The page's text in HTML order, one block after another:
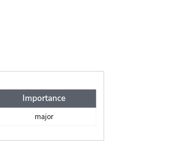
Importance
major